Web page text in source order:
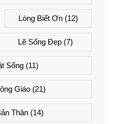
Lòng Biết Ơn(12)
Lẽ Sống Đẹp(7)
Sống (11)
Giáo (21)
Thân (14)